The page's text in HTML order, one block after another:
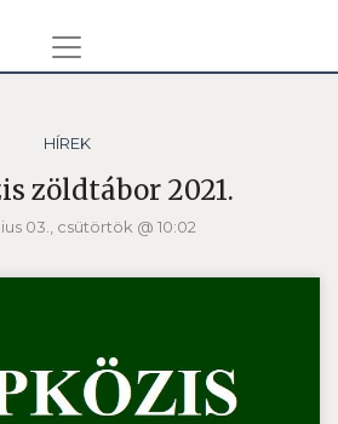
HÍREK
zöldtábor 2021.
03., csütörtök @ 10:02